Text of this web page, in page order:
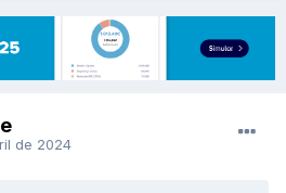
de 2024